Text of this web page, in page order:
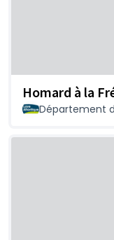
Homard à la
Département